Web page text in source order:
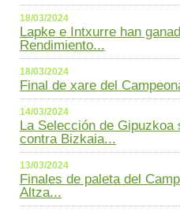
18/03/2024
Lapke e Intxurre han
Rendimiento...
18/03/2024
Final de xare del
14/03/2024
La Selección de Gipuzkoa
contra Bizkaia...
13/03/2024
Finales de paleta del
Altza...